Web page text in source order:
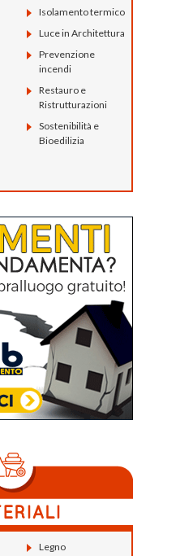
Isolamento termico
Luce in Architettura
Prevenzione
incendi
Restauro e
Ristrutturazioni
Sostenibilità e
Bioedilizia
Legno